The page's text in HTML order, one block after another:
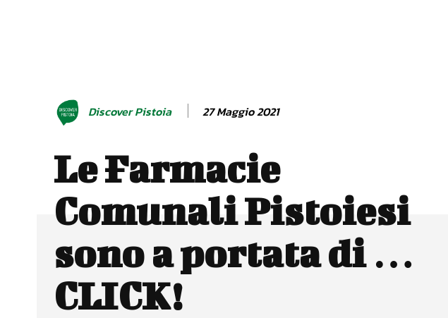
Discover Pistoia 27 Maggio 2021
Le Farmacie
Comunali Pistoiesi
sono a portata di …
CLICK!